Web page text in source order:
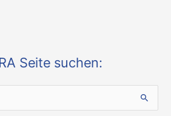
Seite suchen: